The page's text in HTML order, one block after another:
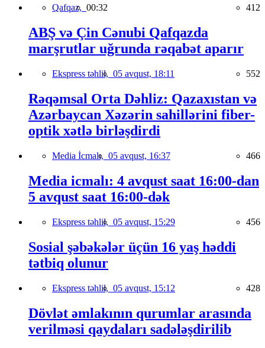
Qafqaz, 00:32 412
ABŞ və Çin Cənubi Qafqazda
marşrutlar uğrunda rəqabət aparır
Ekspress təhlil, 05 avqust, 18:11 552
Rəqəmsal Orta Dəhliz: Qazaxıstan və
Azərbaycan Xəzərin sahillərini fiber-
optik xətlə birləşdirdi
Media İcmalı, 05 avqust, 16:37 466
Media icmalı: 4 avqust saat 16:00-dan
5 avqust saat 16:00-dək
Ekspress təhlil, 05 avqust, 15:29 456
Sosial şəbəkələr üçün 16 yaş həddi
tətbiq olunur
Ekspress təhlil, 05 avqust, 15:12 428
Dövlət əmlakının qurumlar arasında
verilməsi qaydaları sadələşdirilib